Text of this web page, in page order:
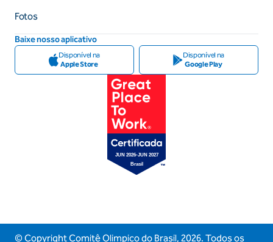
Fotos
Baixe nosso aplicativo
Disponível na
Apple Store
Disponível na
Google Play
© Copyright Comitê Olimpico do Brasil, 2026. Todos os